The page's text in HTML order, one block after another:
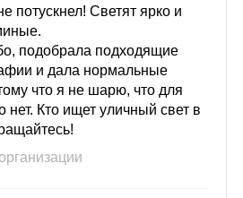
потускнел! Светят ярко и
подобрала подходящие
и дала нормальные
что я не шарю, что для
Кто ищет уличный свет в